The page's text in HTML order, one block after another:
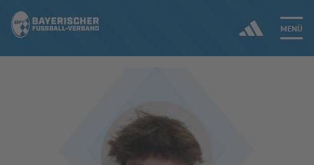
MENÜ
ERGEBNISSE & WETTBEWERBE